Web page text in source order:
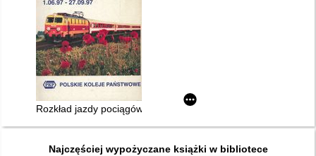
Rozkład jazdy pociągów międzynarodowych 01.06.1997 -
Najczęściej wypożyczane książki w bibliotece